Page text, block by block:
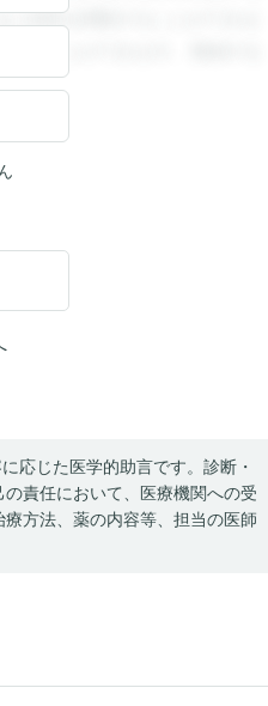
回答を閲覧することができま
ることができます。登録する
応じた医学的助言です。診断・
責任において、医療機関への受
方法、薬の内容等、担当の医師